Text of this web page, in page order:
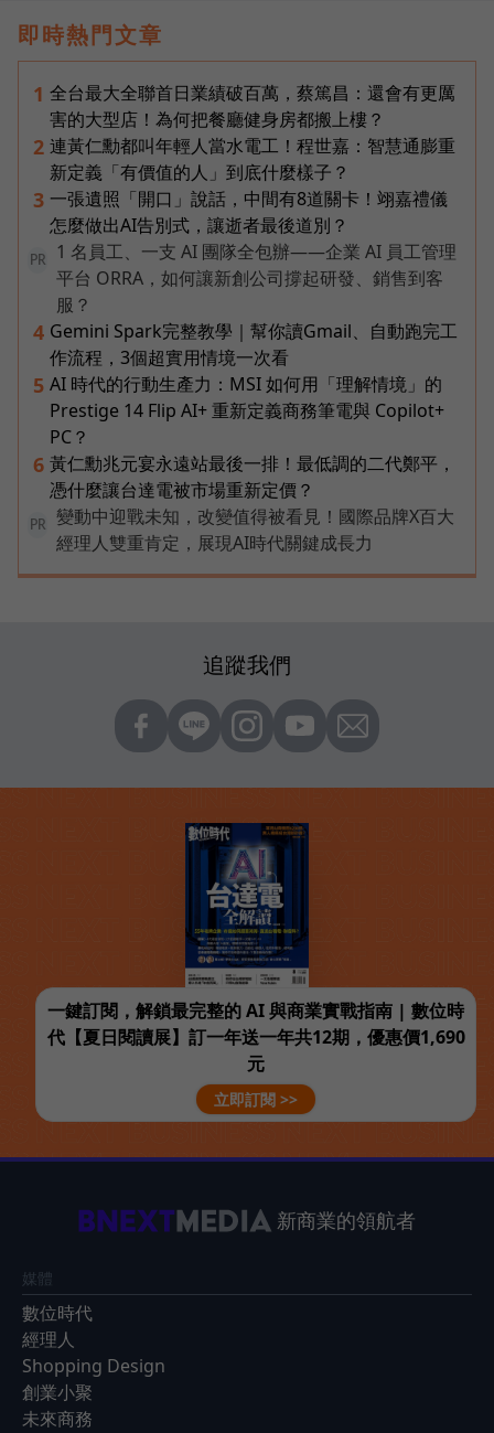
即時熱門文章
1 全台最大全聯首日業績破百萬，蔡篤昌：還會有更厲
害的大型店！為何把餐廳健身房都搬上樓？
2 連黃仁勳都叫年輕人當水電工！程世嘉：智慧通膨重
新定義「有價值的人」到底什麼樣子？
3 一張遺照「開口」說話，中間有8道關卡！翊嘉禮儀
怎麼做出AI告別式，讓逝者最後道別？
PR
1 名員工、一支 AI 團隊全包辦——企業 AI 員工管理
平台 ORRA，如何讓新創公司撐起研發、銷售到客
服？
4 Gemini Spark完整教學｜幫你讀Gmail、自動跑完工
作流程，3個超實用情境一次看
5 AI 時代的行動生產力：MSI 如何用「理解情境」的
Prestige 14 Flip AI+ 重新定義商務筆電與 Copilot+
PC？
6 黃仁勳兆元宴永遠站最後一排！最低調的二代鄭平，
憑什麼讓台達電被市場重新定價？
PR
變動中迎戰未知，改變值得被看見！國際品牌X百大
經理人雙重肯定，展現AI時代關鍵成長力
追蹤我們
一鍵訂閱，解鎖最完整的 AI 與商業實戰指南 | 數位時
代【夏日閱讀展】訂一年送一年共12期，優惠價1,690
元
立即訂閱 >>
新商業的領航者
媒體
數位時代
經理人
Shopping Design
創業小聚
未來商務